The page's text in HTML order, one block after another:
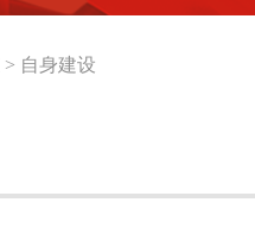
> 自身建设